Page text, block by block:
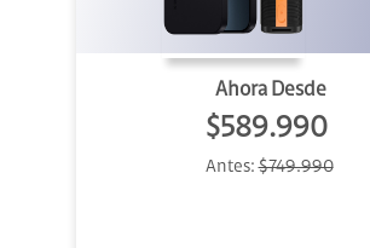
Ahora Desde
$589.990
Antes:$749.990